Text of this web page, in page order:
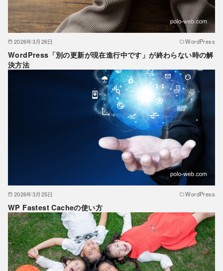
2026年3月26日 WordPress
WordPress「別の更新が現在進行中です」が終わらない時の解
決方法
2026年3月25日 WordPress
WP Fastest Cacheの使い方